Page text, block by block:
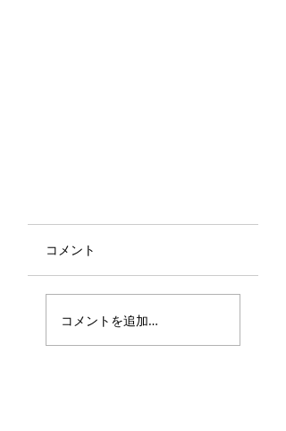
コメント
コメントを追加…